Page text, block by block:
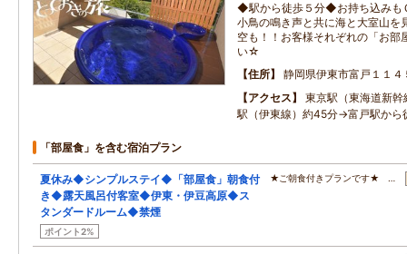
◆駅から徒歩５分◆お持ち込みも
小鳥の鳴き声と共に海と大室山を
空も！！お客様それぞれの「お部
い☆
住所
静岡県伊東市富戸１１４
アクセス
東京駅（東海道新
駅（伊東線）約45分→富戸駅から
「部屋食」を含む宿泊プラン
夏休み◆シンプルステイ◆「部屋食」朝食付
き◆露天風呂付客室◆伊東・伊豆高原◆ス
タンダードルーム◆禁煙
ポイント2%
★ご朝食付きプランです★ …